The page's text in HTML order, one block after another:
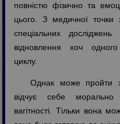
повністю фізично та
цього. З медичної точки
спеціальних
відновлення хоч
циклу.
Однак може пройти
відчує себе морально
вагітності. Тільки вона